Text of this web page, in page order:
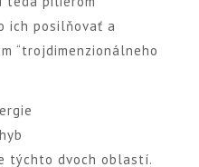
ich posilňovať a
“trojdimenzionálneho
týchto dvoch oblastí.